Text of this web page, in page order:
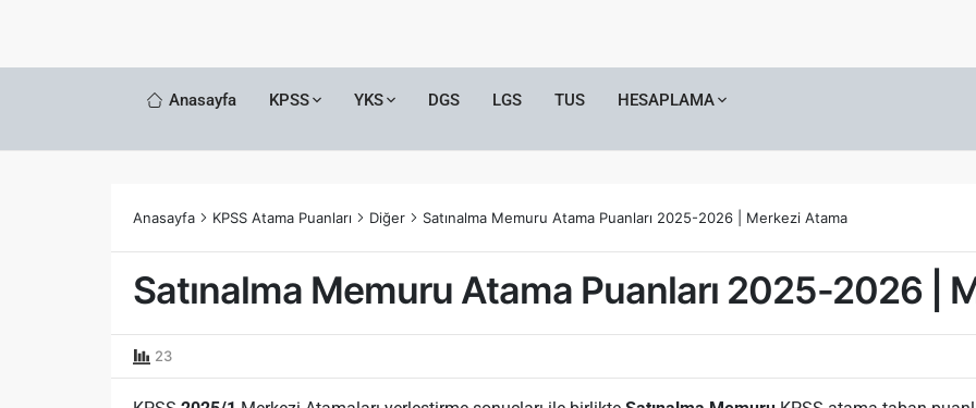
Anasayfa KPSS YKS DGS LGS TUS HESAPLAMA
Anasayfa KPSS Atama Puanları Diğer Satınalma Memuru Atama Puanları 2025-2026 | Merkezi Atama
Satınalma Memuru Atama Puanları 2025-2026 |
23